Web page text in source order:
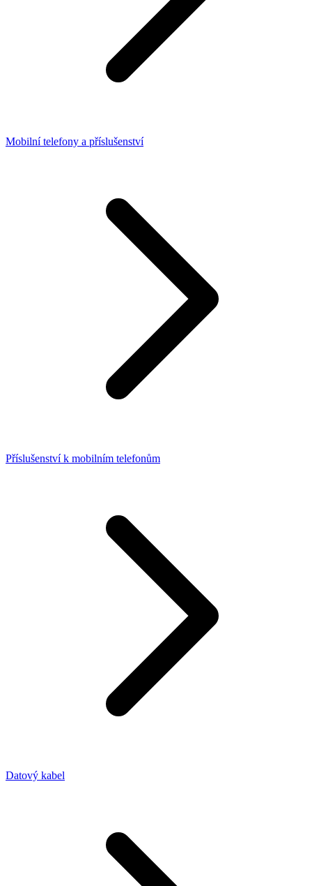
Mobilní telefony a příslušenství
Příslušenství k mobilním telefonům
Datový kabel